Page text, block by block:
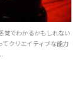
覚でわかるかもしれない
クリエイティブな能力